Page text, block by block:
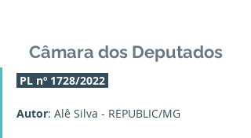
Câmara dos Deputados
PL nº 1728/2022
Autor: Alê Silva - REPUBLIC/MG